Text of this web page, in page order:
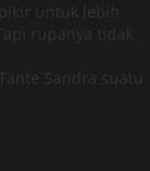
untuk lebih
rupanya tidak
Sandra suatu